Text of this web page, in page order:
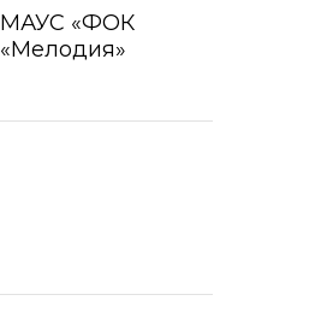
МАУС «ФОК
«Мелодия»